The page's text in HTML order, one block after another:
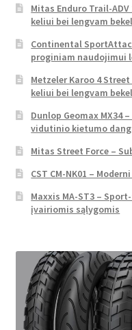
Mitas Enduro Trail-
keliui bei lengvam
Continental
proginiam naudojimui
Metzeler Karoo 4
keliui bei lengvam
Dunlop Geomax MX34
vidutinio kietumo
Mitas Street Force –
CST CM-NK01 –
Maxxis MA-ST3 –
įvairiomis sąlygomis